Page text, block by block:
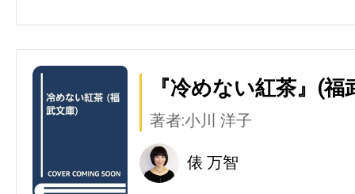
『冷めない紅茶』(福
著者:小川 洋子
俵 万智